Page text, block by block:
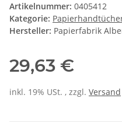
Artikelnummer: 0405412
Kategorie:
Hersteller: Papierfabrik
29,63 €
inkl. 19% USt. , zzgl. Versand